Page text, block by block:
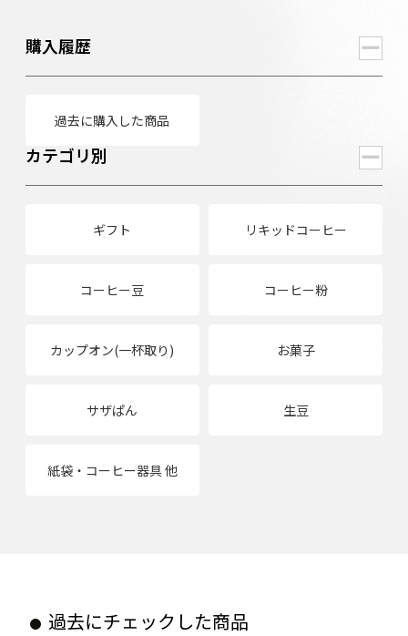
購入履歴
過去に購入した商品
カテゴリ別
ギフト リキッドコーヒー
コーヒー豆 コーヒー粉
カップオン(一杯取り) お菓子
サザぱん 生豆
紙袋・コーヒー器具 他
過去にチェックした商品